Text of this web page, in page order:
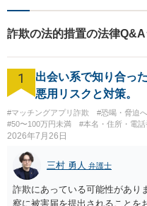
詐欺の法的措置の法律
1
出会い系で知り合っ
悪用リスクと対策。
#マッチングアプリ詐欺 #恐喝・脅迫
#50〜100万円未満
#本名・住所・電
2026年7月26日
三村 勇人 弁護士
詐欺にあっている可能性があり
察に被害届を提出されることを